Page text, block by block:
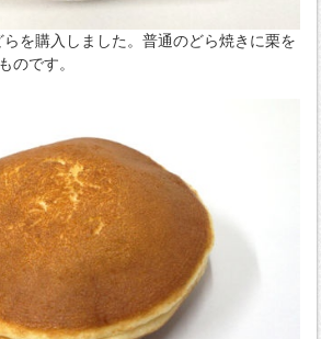
を購入しました。普通のどら焼きに栗を
のです。